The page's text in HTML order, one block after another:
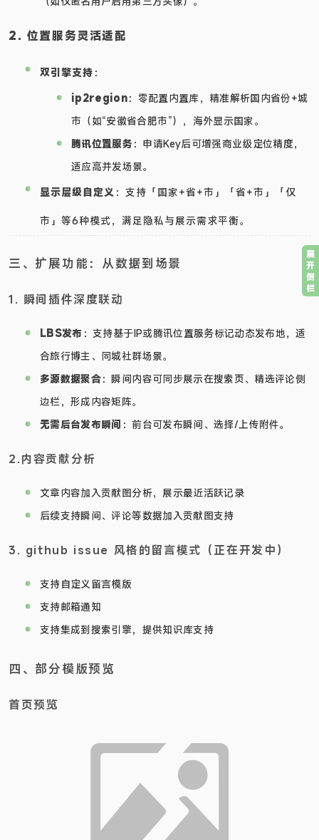
2. 位置服务灵活适配
双引擎支持 ：
ip2region：零配置内置库，精准解析国内省份+城
市（如“安徽省合肥市”），海外显示国家。
腾讯位置服务 ：申请Key后可增强商业级定位精度，
适应高并发场景。
显示层级自定义 ：支持「国家+省+市」「省+市」「仅
市」等6种模式，满足隐私与展示需求平衡。
三、扩展功能：从数据到场景
1. 瞬间插件深度联动
LBS发布 ：支持基于IP或腾讯位置服务标记动态发布地，适
合旅行博主、同城社群场景。
多源数据聚合：瞬间内容可同步展示在搜索页、精选评论侧
边栏，形成内容矩阵。
无需后台发布瞬间 ：前台可发布瞬间、选择/上传附件。
2.内容贡献分析
文章内容加入贡献图分析，展示最近活跃记录
后续支持瞬间、评论等数据加入贡献图支持
3. github issue 风格的留言模式（正在开发中）
支持自定义留言模版
支持邮箱通知
支持集成到搜索引擎，提供知识库支持
四、部分模版预览
首页预览
展
开
侧
栏